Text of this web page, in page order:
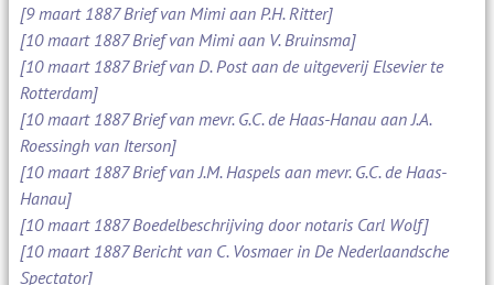
[9 maart 1887 Brief van Mimi aan P.H. Ritter]
[10 maart 1887 Brief van Mimi aan V. Bruinsma]
[10 maart 1887 Brief van D. Post aan de uitgeverij Elsevier te
Rotterdam]
[10 maart 1887 Brief van mevr. G.C. de Haas-Hanau aan J.A.
Roessingh van Iterson]
[10 maart 1887 Brief van J.M. Haspels aan mevr. G.C. de Haas-
Hanau]
[10 maart 1887 Boedelbeschrijving door notaris Carl Wolf]
[10 maart 1887 Bericht van C. Vosmaer in De Nederlaandsche
Spectator]